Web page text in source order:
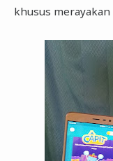
khusus merayakan